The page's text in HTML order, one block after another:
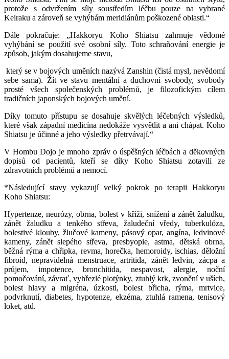
protože s odvržením síly soustředím léčbu pouze na vybrané
Keiraku a zároveň se vyhýbám meridiánům poškozené oblasti.“
Dále pokračuje: „Hakkoryu Koho Shiatsu zahrnuje vědomé
vyhýbání se použití své osobní síly. Toto schraňování energie je
způsob, jakým dosahujeme stavu,
který se v bojových uměních nazývá Zanshin (čistá mysl, nevědomí
sebe sama). Žít ve stavu mentální a duchovní svobody, svobody
prosté všech společenských problémů, je filozofickým cílem
tradičních japonských bojových umění.
Díky tomuto přístupu se dosahuje skvělých léčebných výsledků,
které však západní medicína nedokáže vysvětlit a ani chápat. Koho
Shiatsu je účinné a jeho výsledky přetrvávají.“
V Hombu Dojo je mnoho zpráv o úspěšných léčbách a děkovných
dopisů od pacientů, kteří se díky Koho Shiatsu zotavili ze
zdravotních problémů a nemocí.
*Následující stavy vykazují velký pokrok po terapii Hakkoryu
Koho Shiatsu:
Hypertenze, neurózy, obrna, bolest v kříži, snížení a zánět žaludku,
zánět žaludku a tenkého střeva, žaludeční vředy, tuberkulóza,
bolestivé klouby, žlučové kameny, pásový opar, angína, ledvinové
kameny, zánět slepého střeva, presbyopie, astma, dětská obrna,
běžná rýma a chřipka, revma, horečka, hemoroidy, ischias, děložní
fibroid, nepravidelná menstruace, artritida, zánět ledvin, zácpa a
průjem, impotence, bronchitida, nespavost, alergie, noční
pomočování, závrať, vyhřezlé plotýnky, ztuhlý krk, zvonění v uších,
bolest hlavy a migréna, úzkosti, bolest břicha, rýma, mrtvice,
podvrknutí, diabetes, hypotenze, ekzéma, ztuhlá ramena, tenisový
loket, atd.